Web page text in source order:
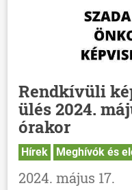
Rendkívüli
ülés 2024.
órakor
Hírek Meghívók és
2024. május 17.